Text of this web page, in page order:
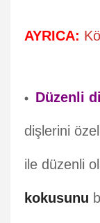
AYRICA:
Düzenli
dişlerini
ile düzenli
kokusunu